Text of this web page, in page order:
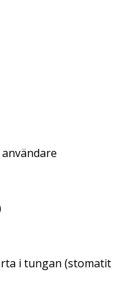
i tungan (stomatit